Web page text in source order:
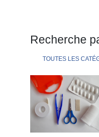
Recherche
TOUTES LES